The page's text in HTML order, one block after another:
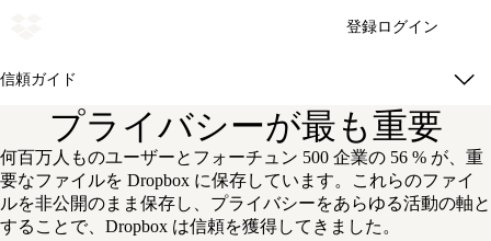
登録ログイン
信頼ガイド
プライバシーが最も重要
何百万人ものユーザーとフォーチュン 500 企業の 56 % が、重
要なファイルを Dropbox に保存しています。これらのファイ
ルを非公開のまま保存し、プライバシーをあらゆる活動の軸と
することで、Dropbox は信頼を獲得してきました。